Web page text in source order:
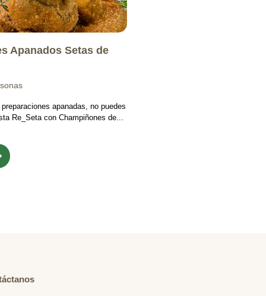
Apanados Setas de
apanadas, no puedes
Re_Seta con Champiñones de...